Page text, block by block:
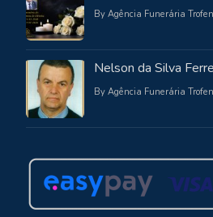
By Agência Funerária
Nelson da Silva
By Agência Funerária